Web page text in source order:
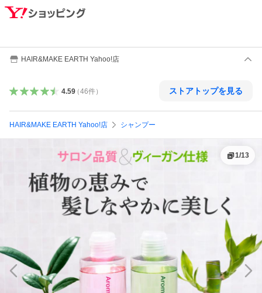
HAIR&MAKE EARTH Yahoo!店
4.59（46件） ストアトップを見る
HAIR&MAKE EARTH Yahoo!店 シャンプー
1/13